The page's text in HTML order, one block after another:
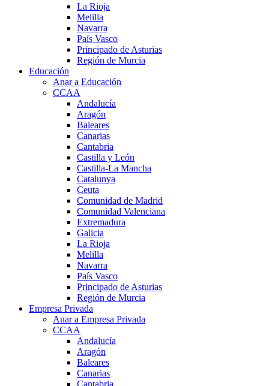
La Rioja
Melilla
Navarra
País Vasco
Principado de Asturias
Región de Murcia
Educación
Anar a Educación
CCAA
Andalucía
Aragón
Baleares
Canarias
Cantabria
Castilla y León
Castilla-La Mancha
Catalunya
Ceuta
Comunidad de Madrid
Comunidad Valenciana
Extremadura
Galicia
La Rioja
Melilla
Navarra
País Vasco
Principado de Asturias
Región de Murcia
Empresa Privada
Anar a Empresa Privada
CCAA
Andalucía
Aragón
Baleares
Canarias
Cantabria